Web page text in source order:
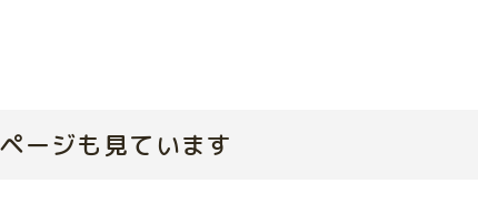
ージも見ています